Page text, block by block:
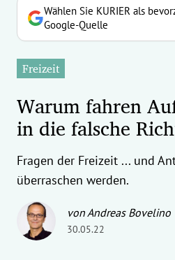
Untermenü
Untermenü
Untermenü
Untermenü
Untermenü
Wählen Sie KURIER als
Google-Quelle
Freizeit
Warum fahren
in die falsche
Fragen der Freizeit ... und
überraschen werden.
von Andreas Bovelino
30.05.22